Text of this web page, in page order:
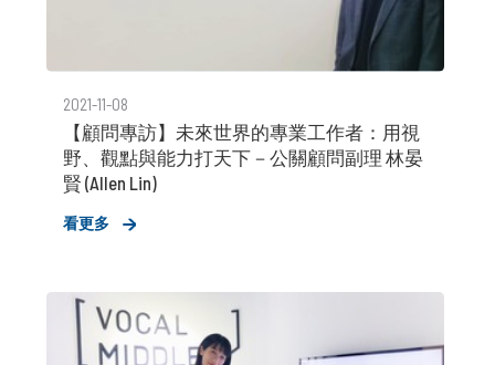
2021-11-08
【顧問專訪】未來世界的專業工作者：用視
野、觀點與能力打天下－公關顧問副理 林晏
賢 (Allen Lin)
看更多